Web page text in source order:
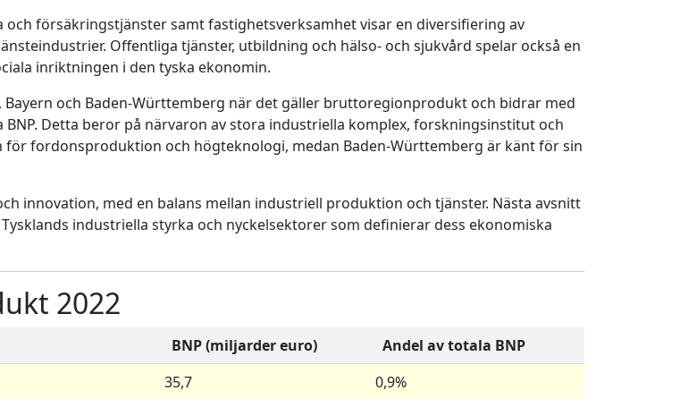
försäkringstjänster samt fastighetsverksamhet visar en diversifiering av
Offentliga tjänster, utbildning och hälso- och sjukvård spelar också en
inriktningen i den tyska ekonomin.
och Baden-Württemberg när det gäller bruttoregionprodukt och bidrar med
BNP. Detta beror på närvaron av stora industriella komplex, forskningsinstitut och
fordonsproduktion och högteknologi, medan Baden-Württemberg är känt för sin
innovation, med en balans mellan industriell produktion och tjänster. Nästa avsnitt
industriella styrka och nyckelsektorer som definierar dess ekonomiska
2022
BNP (miljarder euro)
Andel av totala BNP
35,7
0,9%